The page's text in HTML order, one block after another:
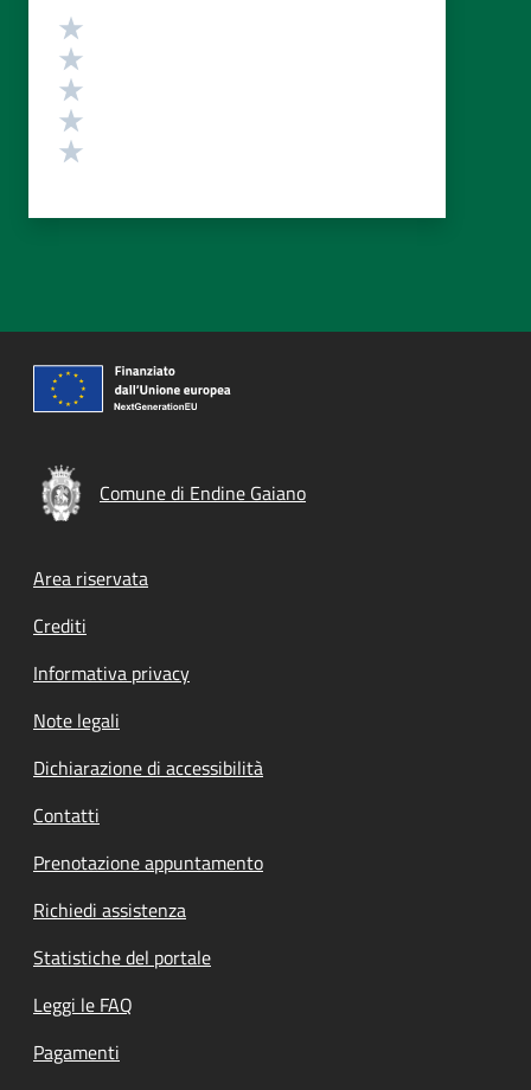
Valutazione
Comune di Endine Gaiano
Footer menu
Area riservata
Crediti
Informativa privacy
Note legali
Dichiarazione di accessibilità
Contatti
Prenotazione appuntamento
Richiedi assistenza
Statistiche del portale
Leggi le FAQ
Pagamenti